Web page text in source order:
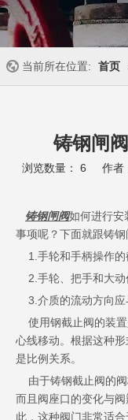
当前所在位置: 首页
铸钢闸
浏览数量： 6 作者
铸钢闸阀如何进行安
事项呢？下面就跟铸
1.手轮和手柄操作的
2.手轮、把手和大动
3.介质的流动方向应
使用钢截止阀的装置
心线移动。根据这种
是比例关系。
由于铸钢截止阀的阀
而且阀座口的变化与
此，这种阀门非常适合